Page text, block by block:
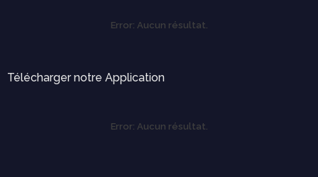
Error: Aucun résultat.
Télécharger notre Application
Error: Aucun résultat.